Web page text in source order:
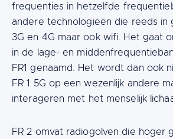
frequenties in hetzelfde
andere technologieën die reeds in
3G en 4G maar ook wifi. Het gaat
in de lage- en
FR1 genaamd. Het wordt dan ook
FR 1 5G op een wezenlijk andere
interageren met het menselijk
FR 2 omvat radiogolven die hoger